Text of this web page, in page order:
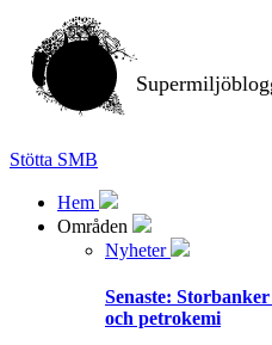
Stötta SMB
Hem
Områden
Nyheter
Senaste: Storbanker
och petrokemi